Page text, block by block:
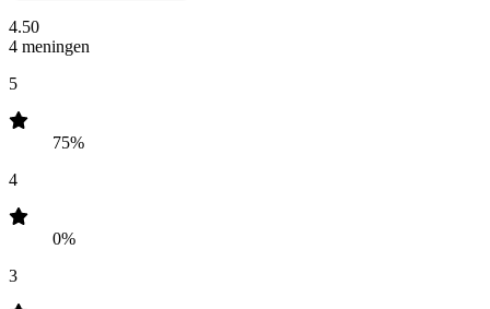
4.50
4 meningen
5
75%
4
0%
3